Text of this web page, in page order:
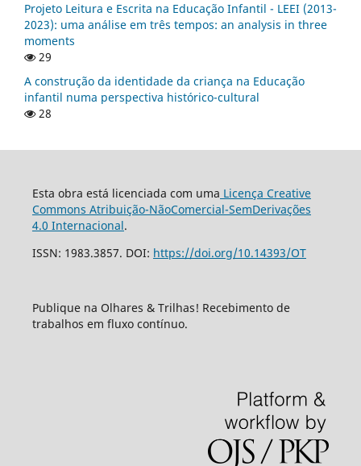
Projeto Leitura e Escrita na Educação Infantil - LEEI (2013-
2023): uma análise em três tempos: an analysis in three
moments
29
A construção da identidade da criança na Educação
infantil numa perspectiva histórico-cultural
28
Esta obra está licenciada com uma Licença Creative
Commons Atribuição-NãoComercial-SemDerivações
4.0 Internacional.
ISSN: 1983.3857. DOI: https://doi.org/10.14393/OT
Publique na Olhares & Trilhas! Recebimento de
trabalhos em fluxo contínuo.